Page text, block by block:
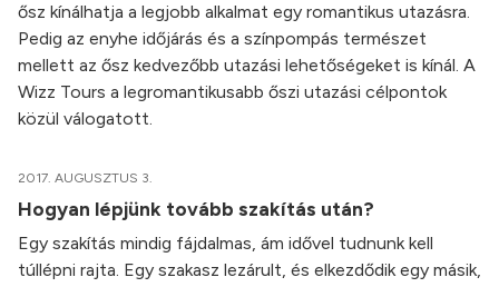
ősz kínálhatja a legjobb alkalmat egy romantikus utazásra.
Pedig az enyhe időjárás és a színpompás természet
mellett az ősz kedvezőbb utazási lehetőségeket is kínál. A
Wizz Tours a legromantikusabb őszi utazási célpontok
közül válogatott.
2017. AUGUSZTUS 3.
Hogyan lépjünk tovább szakítás után?
Egy szakítás mindig fájdalmas, ám idővel tudnunk kell
túllépni rajta. Egy szakasz lezárult, és elkezdődik egy másik,